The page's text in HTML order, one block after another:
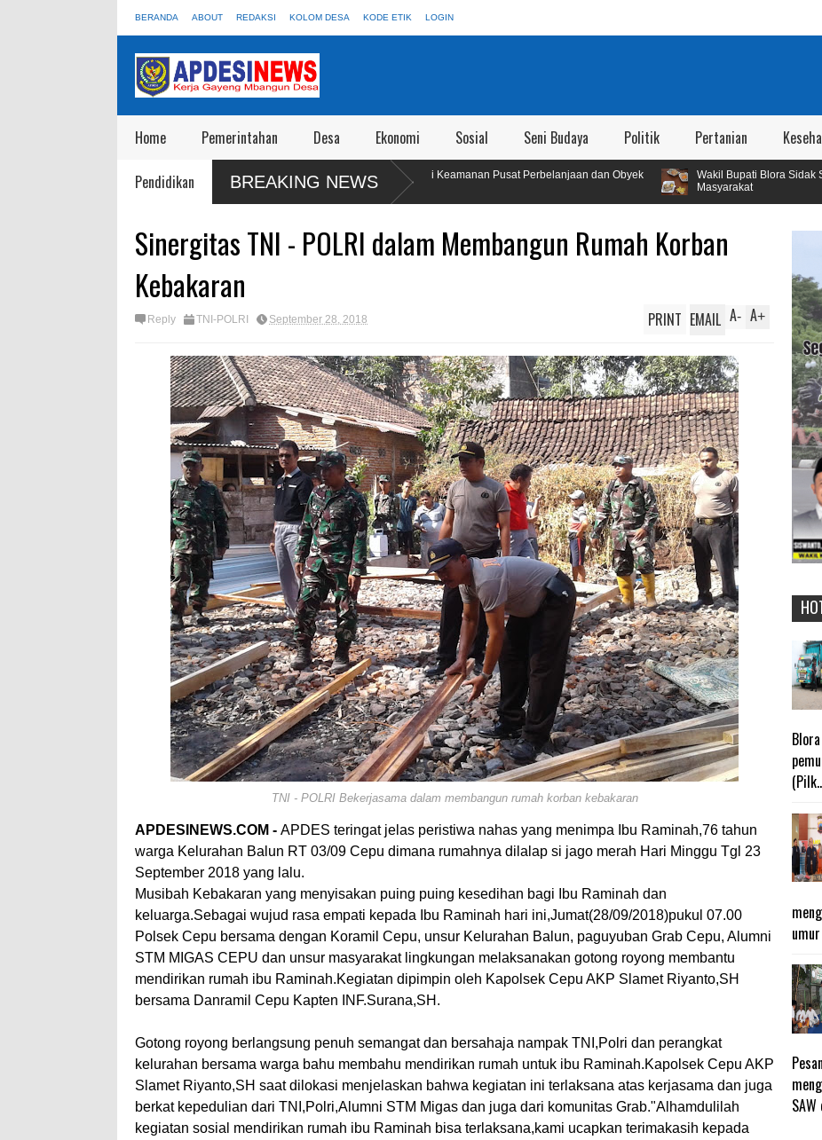
BERANDA ABOUT REDAKSI KOLOM DESA KODE ETIK LOGIN
Home Pemerintahan Desa Ekonomi Sosial Seni Budaya Politik Pertanian
Pendidikan BREAKING NEWS
Satgas Preventif Polres Blora Patroli Keamanan Pusat Perbelanjaan dan Obyek
Wisata
Wakil Bupati Blora Sidak SPPG Kedungbecici
Sinergitas TNI - POLRI dalam Membangun Rumah Korban
Kebakaran
Reply TNI-POLRI September 28, 2018 A+
A-
PRINT EMAIL
TNI - POLRI Bekerjasama dalam membangun rumah korban kebakaran
APDESINEWS.COM - APDES teringat jelas peristiwa nahas yang menimpa Ibu Raminah,76 tahun
warga Kelurahan Balun RT 03/09 Cepu dimana rumahnya dilalap si jago merah Hari Minggu Tgl 23
September 2018 yang lalu.
Musibah Kebakaran yang menyisakan puing puing kesedihan bagi Ibu Raminah dan
keluarga.Sebagai wujud rasa empati kepada Ibu Raminah hari ini,Jumat(28/09/2018)pukul 07.00
Polsek Cepu bersama dengan Koramil Cepu, unsur Kelurahan Balun, paguyuban Grab Cepu, Alumni
STM MIGAS CEPU dan unsur masyarakat lingkungan melaksanakan gotong royong membantu
mendirikan rumah ibu Raminah.Kegiatan dipimpin oleh Kapolsek Cepu AKP Slamet Riyanto,SH
bersama Danramil Cepu Kapten INF.Surana,SH.
Gotong royong berlangsung penuh semangat dan bersahaja nampak TNI,Polri dan perangkat
kelurahan bersama warga bahu membahu mendirikan rumah untuk ibu Raminah.Kapolsek Cepu AKP
Slamet Riyanto,SH saat dilokasi menjelaskan bahwa kegiatan ini terlaksana atas kerjasama dan juga
berkat kepedulian dari TNI,Polri,Alumni STM Migas dan juga dari komunitas Grab."Alhamdulilah
kegiatan sosial mendirikan rumah ibu Raminah bisa terlaksana,kami ucapkan terimakasih kepada